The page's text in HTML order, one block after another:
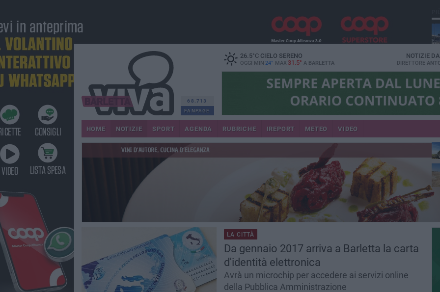
68.713
FANPAGE
26.5°CCIELO SERENO
OGGI MIN 24° MAX 31.5° A BARLETTA
NOTIZIE
DIRETTORE
HOME NOTIZIE SPORT AGENDA RUBRICHE IREPORT METEO VIDEO
LA CITTÀ
Da gennaio 2017 arriva a Barletta la carta
d'identità elettronica
Avrà un microchip per accedere ai servizi online
della Pubblica Amministrazione